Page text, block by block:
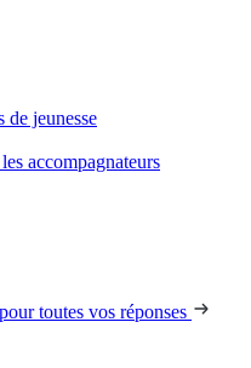
de jeunesse
accompagnateurs
toutes vos réponses